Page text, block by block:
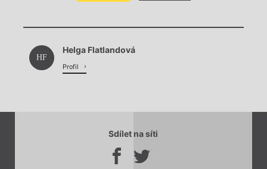
Chviličku.
Načítá se.
HF
Helga Flatlandová
Profil
Sdílet na síti